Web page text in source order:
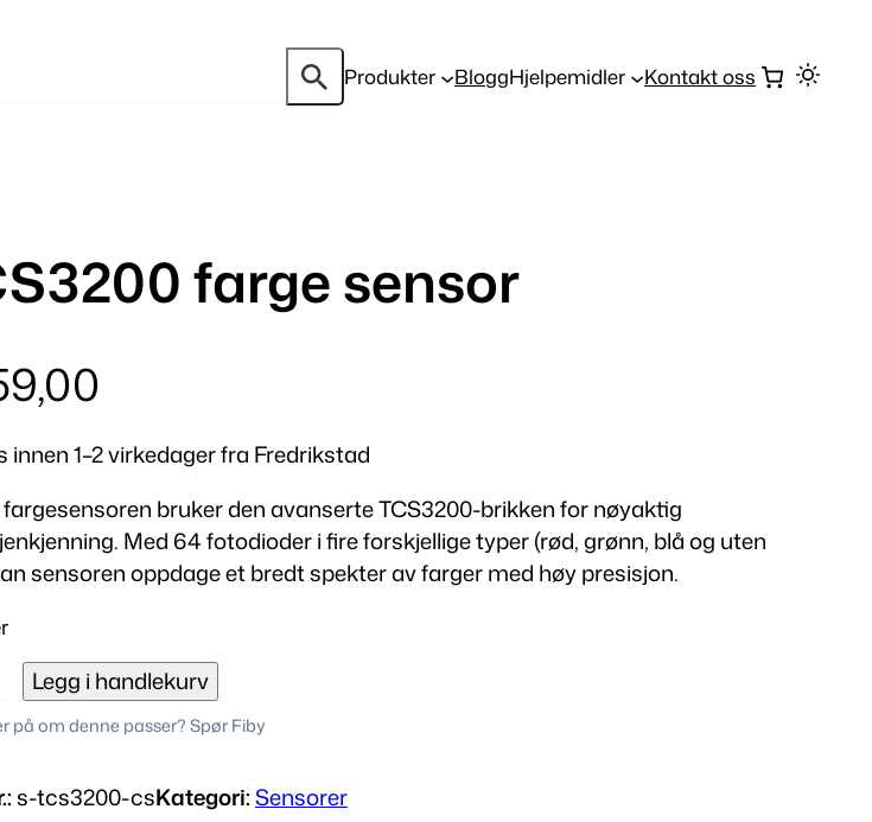
Produkter BloggHjelpemidler Kontakt oss
farge sensor
innen 1–2 virkedager fra Fredrikstad
fargesensoren bruker den avanserte TCS3200-brikken for nøyaktig
Med 64 fotodioder i fire forskjellige typer (rød, grønn, blå og uten
sensoren oppdage et bredt spekter av farger med høy presisjon.
Legg i handlekurv
på om denne passer? Spør Fiby
s-tcs3200-csKategori:Sensorer